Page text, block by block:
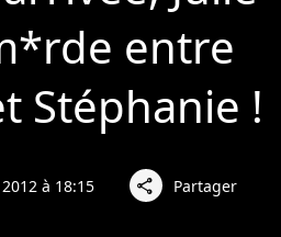
entre
Stéphanie !
à 18:15 share Partager